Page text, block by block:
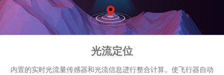
光流定位
内置的实时光流量传感器和光流信息进行整合计算。使飞行器自动